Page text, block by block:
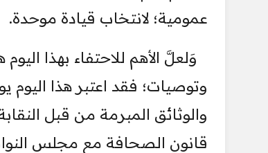
عمومية؛ لانتخاب قيادة موحدة.
وَلعلَّ الأهم للاحتفاء بهذا
وتوصيات؛ فقد اعتبر هذا
والوثائق المبرمة من قبل
قانون الصحافة مع مجلس